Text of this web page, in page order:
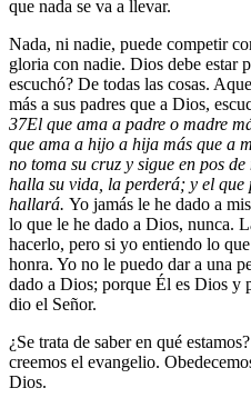
que nada se va a llevar.
Nada, ni nadie, puede competir
gloria con nadie. Dios debe estar
escuchó? De todas las cosas.
más a sus padres que a Dios,
37El que ama a padre o madre
que ama a hijo a hija más que a
no toma su cruz y sigue en pos
halla su vida, la perderá; y el
hallará. Yo jamás le he dado a
lo que le he dado a Dios, nunca.
hacerlo, pero si yo entiendo lo
honra. Yo no le puedo dar a una
dado a Dios; porque Él es Dios y
dio el Señor.
¿Se trata de saber en qué
creemos el evangelio.
Dios.